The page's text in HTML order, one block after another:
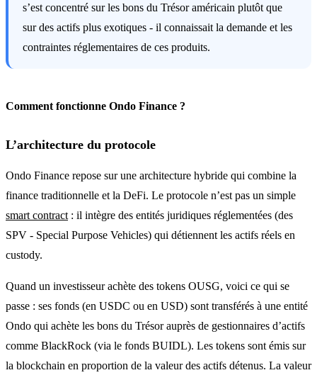
s’est concentré sur les bons du Trésor américain plutôt que
sur des actifs plus exotiques - il connaissait la demande et les
contraintes réglementaires de ces produits.
Comment fonctionne Ondo Finance ?
L’architecture du protocole
Ondo Finance repose sur une architecture hybride qui combine la
finance traditionnelle et la DeFi. Le protocole n’est pas un simple
smart contract : il intègre des entités juridiques réglementées (des
SPV - Special Purpose Vehicles) qui détiennent les actifs réels en
custody.
Quand un investisseur achète des tokens OUSG, voici ce qui se
passe : ses fonds (en USDC ou en USD) sont transférés à une entité
Ondo qui achète les bons du Trésor auprès de gestionnaires d’actifs
comme BlackRock (via le fonds BUIDL). Les tokens sont émis sur
la blockchain en proportion de la valeur des actifs détenus. La valeur